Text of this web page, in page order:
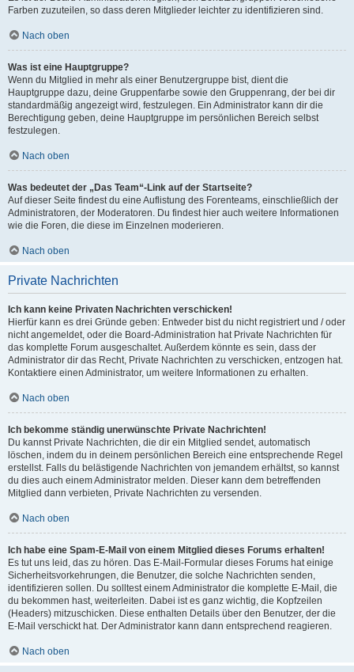
Farben zuzuteilen, so dass deren Mitglieder leichter zu identifizieren sind.
Nach oben
Was ist eine Hauptgruppe?
Wenn du Mitglied in mehr als einer Benutzergruppe bist, dient die
Hauptgruppe dazu, deine Gruppenfarbe sowie den Gruppenrang, der bei dir
standardmäßig angezeigt wird, festzulegen. Ein Administrator kann dir die
Berechtigung geben, deine Hauptgruppe im persönlichen Bereich selbst
festzulegen.
Nach oben
Was bedeutet der „Das Team“-Link auf der Startseite?
Auf dieser Seite findest du eine Auflistung des Forenteams, einschließlich der
Administratoren, der Moderatoren. Du findest hier auch weitere Informationen
wie die Foren, die diese im Einzelnen moderieren.
Nach oben
Private Nachrichten
Ich kann keine Privaten Nachrichten verschicken!
Hierfür kann es drei Gründe geben: Entweder bist du nicht registriert und / oder
nicht angemeldet, oder die Board-Administration hat Private Nachrichten für
das komplette Forum ausgeschaltet. Außerdem könnte es sein, dass der
Administrator dir das Recht, Private Nachrichten zu verschicken, entzogen hat.
Kontaktiere einen Administrator, um weitere Informationen zu erhalten.
Nach oben
Ich bekomme ständig unerwünschte Private Nachrichten!
Du kannst Private Nachrichten, die dir ein Mitglied sendet, automatisch
löschen, indem du in deinem persönlichen Bereich eine entsprechende Regel
erstellst. Falls du belästigende Nachrichten von jemandem erhältst, so kannst
du dies auch einem Administrator melden. Dieser kann dem betreffenden
Mitglied dann verbieten, Private Nachrichten zu versenden.
Nach oben
Ich habe eine Spam-E-Mail von einem Mitglied dieses Forums erhalten!
Es tut uns leid, das zu hören. Das E-Mail-Formular dieses Forums hat einige
Sicherheitsvorkehrungen, die Benutzer, die solche Nachrichten senden,
identifizieren sollen. Du solltest einem Administrator die komplette E-Mail, die
du bekommen hast, weiterleiten. Dabei ist es ganz wichtig, die Kopfzeilen
(Headers) mitzuschicken. Diese enthalten Details über den Benutzer, der die
E-Mail verschickt hat. Der Administrator kann dann entsprechend reagieren.
Nach oben